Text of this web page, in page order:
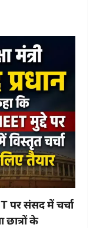
पर संसद में चर्चा
छात्रों के